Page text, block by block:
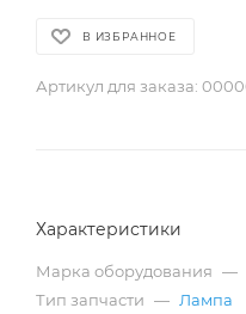
В ИЗБРАННОЕ
Артикул для заказа:
Характеристики
Марка оборудования —
Тип запчасти — Лампа